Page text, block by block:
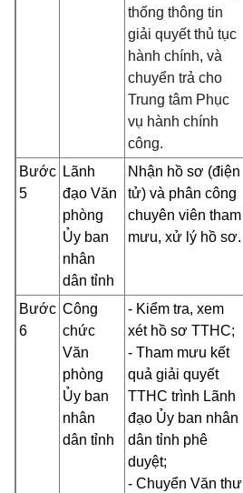
thống thông tin
giải quyết thủ tục
hành chính, và
chuyển trả cho
Trung tâm Phục
vụ hành chính
công.
Bước
5
Lãnh
đạo Văn
phòng
Ủy ban
nhân
dân tỉnh
Nhận hồ sơ (điện
tử) và phân công
chuyên viên tham
mưu, xử lý hồ sơ.
Bước
6
Công
chức
Văn
phòng
Ủy ban
nhân
dân tỉnh
- Kiểm tra, xem
xét hồ sơ TTHC;
- Tham mưu kết
quả giải quyết
TTHC trình Lãnh
đạo Ủy ban nhân
dân tỉnh phê
duyệt;
- Chuyển Văn thư